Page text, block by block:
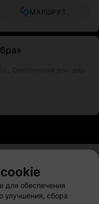
МАРШРУТ
Способы оплаты
для обеспечения
улучшения, сбора